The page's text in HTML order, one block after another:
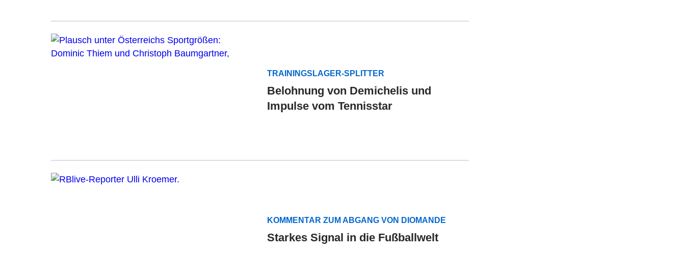
TRAININGSLAGER-SPLITTER
Belohnung von Demichelis und
Impulse vom Tennisstar
KOMMENTAR ZUM ABGANG VON DIOMANDE
Starkes Signal in die Fußballwelt